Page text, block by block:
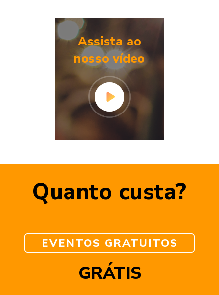
Assista ao
nosso vídeo
Quanto custa?
EVENTOS GRATUITOS
GRÁTIS